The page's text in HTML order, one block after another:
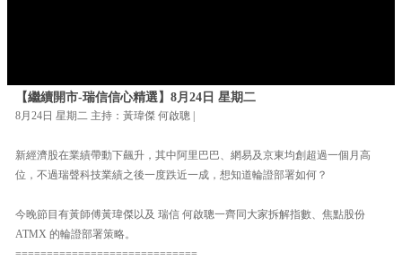
【繼續開市-瑞信信心精選】8月24日 星期二
8月24日 星期二 主持：黃瑋傑 何啟聰 |
新經濟股在業績帶動下飆升，其中阿里巴巴、網易及京東均創超過一個月高
位，不過瑞聲科技業績之後一度跌近一成，想知道輪證部署如何？
今晚節目有黃師傅黃瑋傑以及 瑞信 何啟聰一齊同大家拆解指數、焦點股份
ATMX 的輪證部署策略。
=============================